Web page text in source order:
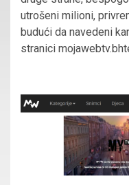
utrošeni milioni,
budući da navedeni
stranici